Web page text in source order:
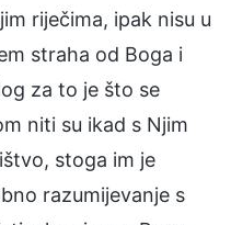
riječima, ipak nisu u
straha od Boga i
za to je što se
niti su ikad s Njim
stoga im je
razumijevanje s